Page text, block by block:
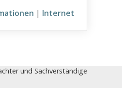
| Internet
und Sachverständige